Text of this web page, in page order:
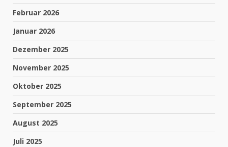
Februar 2026
Januar 2026
Dezember 2025
November 2025
Oktober 2025
September 2025
August 2025
Juli 2025